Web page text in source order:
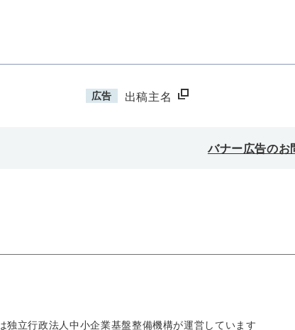
広告 出稿主名
バナー広告のお
独立行政法人中小企業基盤整備機構が運営しています